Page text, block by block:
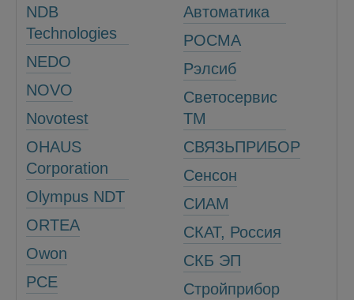
NDB
Technologies
NEDO
NOVO
Novotest
OHAUS
Corporation
Olympus NDT
ORTEA
Owon
PCE
Автоматика
РОСМА
Рэлсиб
Светосервис
ТМ
СВЯЗЬПРИБОР
Сенсон
СИАМ
СКАТ, Россия
СКБ ЭП
Стройприбор